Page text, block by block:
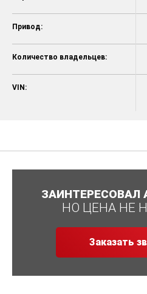
Привод:
Количество владельцев:
VIN:
ЗАИНТЕРЕСОВАЛ
НО ЦЕНА НЕ
Заказать